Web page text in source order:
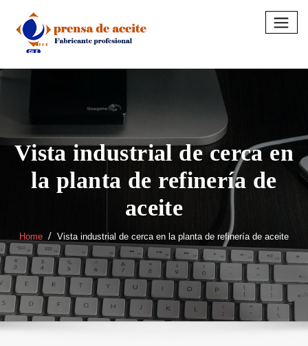
content
Vista industrial de cerca en
la planta de refinería de
aceite
Home Vista industrial de cerca en la planta de refinería de aceite